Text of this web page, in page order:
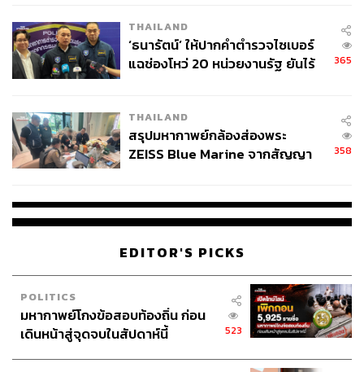
THAILAND
‘ธนารัตน์’ ให้ปากคำตำรวจไซเบอร์
แฉช่องโหว่ 20 หน่วยงานรัฐ ยันไร้
365
THAILAND
สรุปมหากาพย์กล้องส่องพระ
ZEISS Blue Marine จากสัญญา
จ่ายหนี้-แอบระบุแบรนด์
358
EDITOR'S PICKS
POLITICS
มหากาพย์โกงข้อสอบท้องถิ่น ก่อน
เดินหน้าสู่จุดจบในสัปดาห์นี้
523